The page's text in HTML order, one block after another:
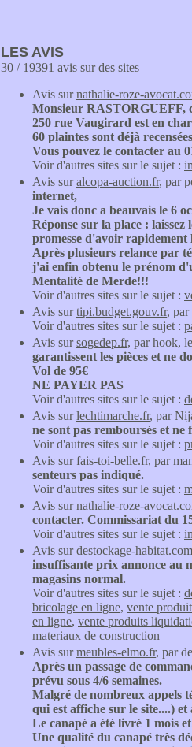
LES AVIS
30 / 19391 avis sur des sites
Avis surnathalie-roze-
Monsieur RASTORGUEFF,
250 rue Vaugirard est en
60 plaintes sont déjà
Vous pouvez le contacter au
Voir d'autres sites sur le sujet :
Avis suralcopa-auction.fr, par
internet,
Je vais donc a beauvais le 6
Réponse sur la place :
promesse d'avoir rapidement
Après plusieurs relance par
j'ai enfin obtenu le prénom
Mentalité de Merde!!!
Voir d'autres sites sur le sujet :
Avis surtipi.budget.gouv.fr, par
Voir d'autres sites sur le sujet :
Avis sursogedep.fr, par hook,
garantissent les pièces et ne
Vol de 95€
NE PAYER PAS
Voir d'autres sites sur le sujet :
Avis surlechtimarche.fr, par
ne sont pas remboursés et
Voir d'autres sites sur le sujet :
Avis surfais-toi-belle.fr, par
senteurs pas indiqué.
Voir d'autres sites sur le sujet :
Avis surnathalie-roze-
contacter. Commissariat du
Voir d'autres sites sur le sujet :
Avis surdestockage-habitat.com
insuffisante prix annonce au
magasins normal.
Voir d'autres sites sur le sujet :
bricolage en ligne, vente
en ligne, vente produits
materiaux de construction
Avis surmeubles-elmo.fr, par
Après un passage de
prévu sous 4/6 semaines.
Malgré de nombreux appels
qui est affiche sur le site....)
Le canapé a été livré 1 mois
Une qualité du canapé très